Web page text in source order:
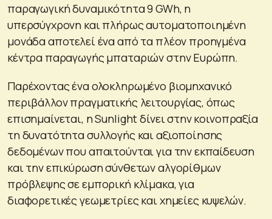
παραγωγική δυναμικότητα 9 GWh, η
υπερσύγχρονη και πλήρως αυτοματοποιημένη
μονάδα αποτελεί ένα από τα πλέον προηγμένα
κέντρα παραγωγής μπαταριών στην Ευρώπη.
Παρέχοντας ένα ολοκληρωμένο βιομηχανικό
περιβάλλον πραγματικής λειτουργίας, όπως
επισημαίνεται, η Sunlight δίνει στην κοινοπραξία
τη δυνατότητα συλλογής και αξιοποίησης
δεδομένων που απαιτούνται για την εκπαίδευση
και την επικύρωση σύνθετων αλγορίθμων
πρόβλεψης σε εμπορική κλίμακα, για
διαφορετικές γεωμετρίες και χημείες κυψελών.